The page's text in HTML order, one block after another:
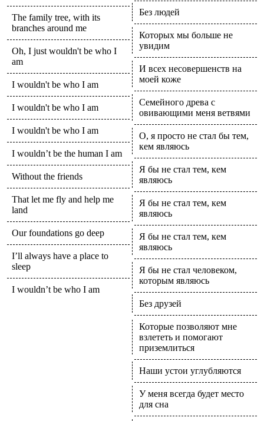
The family tree, with its
branches around me
Oh, I just wouldn't be who I
am
I wouldn't be who I am
I wouldn't be who I am
I wouldn't be who I am
I wouldn’t be the human I am
Without the friends
That let me fly and help me
land
Our foundations go deep
I’ll always have a place to
sleep
I wouldn’t be who I am
Без людей
Которых мы больше не
увидим
И всех несовершенств на
моей коже
Семейного древа с
овивающими меня ветвями
О, я просто не стал бы тем,
кем являюсь
Я бы не стал тем, кем
являюсь
Я бы не стал тем, кем
являюсь
Я бы не стал тем, кем
являюсь
Я бы не стал человеком,
которым являюсь
Без друзей
Которые позволяют мне
взлететь и помогают
приземлиться
Наши устои углубляются
У меня всегда будет место
для сна